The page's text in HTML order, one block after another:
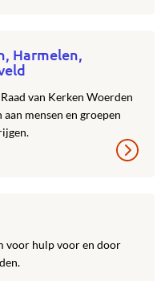
Harmelen,
van Kerken Woerden
mensen en groepen
voor hulp voor en door